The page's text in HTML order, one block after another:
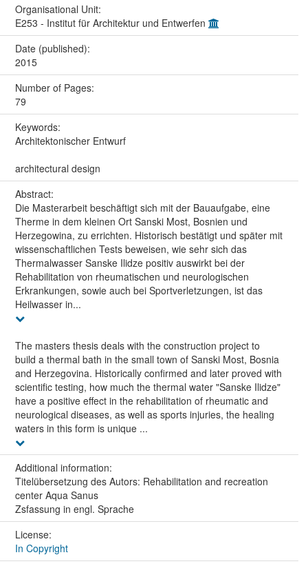
Organisational Unit:
E253 - Institut für Architektur und Entwerfen
Date (published):
2015
Number of Pages:
79
Keywords:
Architektonischer Entwurf
architectural design
Abstract:
Die Masterarbeit beschäftigt sich mit der Bauaufgabe, eine
Therme in dem kleinen Ort Sanski Most, Bosnien und
Herzegowina, zu errichten. Historisch bestätigt und später mit
wissenschaftlichen Tests beweisen, wie sehr sich das
Thermalwasser Sanske Ilidze positiv auswirkt bei der
Rehabilitation von rheumatischen und neurologischen
Erkrankungen, sowie auch bei Sportverletzungen, ist das
Heilwasser in...
The masters thesis deals with the construction project to
build a thermal bath in the small town of Sanski Most, Bosnia
and Herzegovina. Historically confirmed and later proved with
scientific testing, how much the thermal water "Sanske Ilidze"
have a positive effect in the rehabilitation of rheumatic and
neurological diseases, as well as sports injuries, the healing
waters in this form is unique ...
Additional information:
Titelübersetzung des Autors: Rehabilitation and recreation
center Aqua Sanus
Zsfassung in engl. Sprache
License:
In Copyright